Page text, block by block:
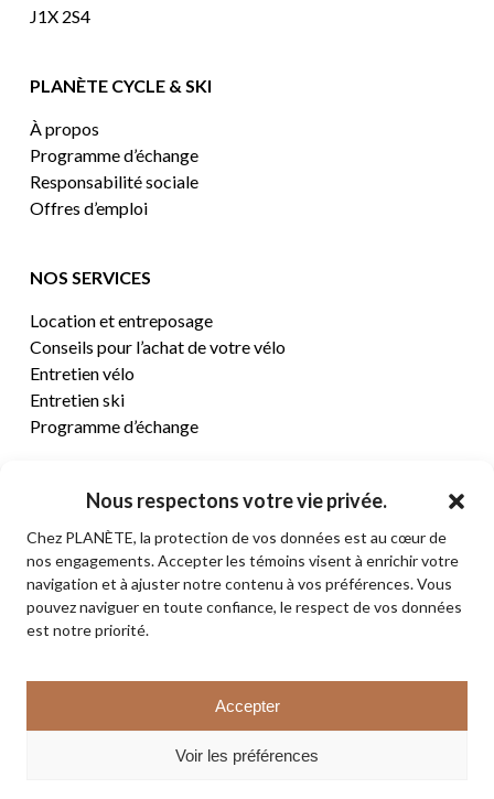
Nous respectons votre vie privée.
Chez PLANÈTE, la protection de vos données est au cœur de
nos engagements. Accepter les témoins visent à enrichir votre
navigation et à ajuster notre contenu à vos préférences. Vous
pouvez naviguer en toute confiance, le respect de vos données
est notre priorité.
Accepter
Voir les préférences
Sous-total: 0,00$
VOIR LE PANIER
J1X 2S4
PLANÈTE CYCLE & SKI
À propos
Programme d’échange
Responsabilité sociale
Offres d’emploi
NOS SERVICES
Location et entreposage
Conseils pour l’achat de votre vélo
Entretien vélo
Entretien ski
Programme d’échange
CENTRE D’AIDE
Termes et conditions de vente
Retours et remboursements
Politique de confidentialité
Contact
© 2026 PLANÈTE CYCLE & SKI. Tous droits réservés.